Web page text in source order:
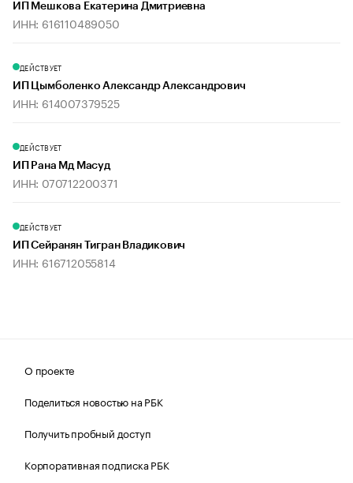
ИП Мешкова Екатерина Дмитриевна
ИНН: 616110489050
ДЕЙСТВУЕТ
ИП Цымболенко Александр Александрович
ИНН: 614007379525
ДЕЙСТВУЕТ
ИП Рана Мд Масуд
ИНН: 070712200371
ДЕЙСТВУЕТ
ИП Сейранян Тигран Владикович
ИНН: 616712055814
О проекте
Поделиться новостью на РБК
Получить пробный доступ
Корпоративная подписка РБК